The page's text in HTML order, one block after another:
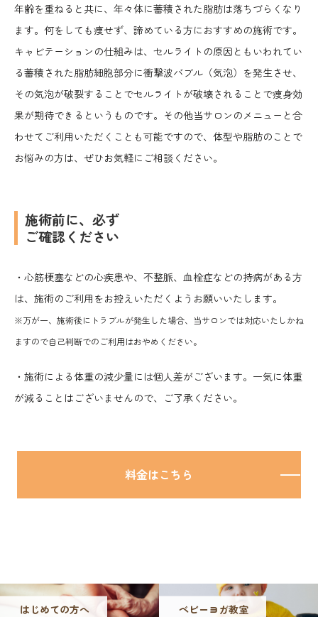
年齢を重ねると共に、年々体に蓄積された脂肪は落ちづらくなり
ます。何をしても痩せず、諦めている方におすすめの施術です。
キャビテーションの仕組みは、セルライトの原因ともいわれてい
る蓄積された脂肪細胞部分に衝撃波バブル（気泡）を発生させ、
その気泡が破裂することでセルライトが破壊されることで痩身効
果が期待できるというものです。その他当サロンのメニューと合
わせてご利用いただくことも可能ですので、体型や脂肪のことで
お悩みの方は、ぜひお気軽にご相談ください。
施術前に、必ず
ご確認ください
・心筋梗塞などの心疾患や、不整脈、血栓症などの持病がある方
は、施術のご利用をお控えいただくようお願いいたします。
※万が一、施術後にトラブルが発生した場合、当サロンでは対応いたしかね
ますので自己判断でのご利用はおやめください。
・施術による体重の減少量には個人差がございます。一気に体重
が減ることはございませんので、ご了承ください。
料金はこちら
はじめての方へ ベビーヨガ教室